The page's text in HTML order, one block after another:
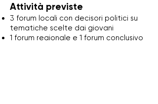
Attività previste
3 forum locali con decisori politici su
tematiche scelte dai giovani
1 forum regionale e 1 forum conclusivo